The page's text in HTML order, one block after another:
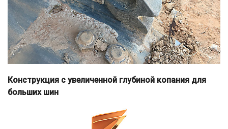
Конструкция с увеличенной глубиной копания для
больших шин